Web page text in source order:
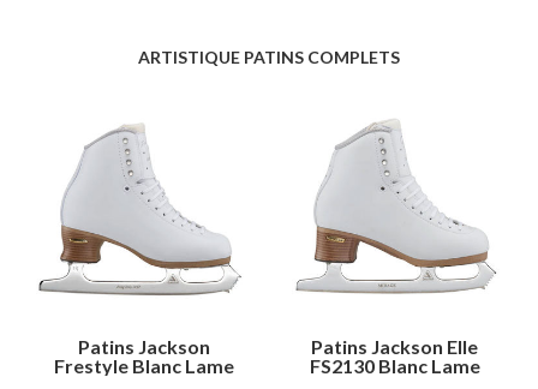
ARTISTIQUE PATINS COMPLETS
Patins Jackson
Frestyle Blanc Lame
Patins Jackson Elle
FS2130 Blanc Lame